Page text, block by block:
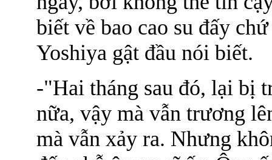
biết về bao cao su đấy
Yoshiya gật đầu nói biết.
-"Hai tháng sau đó, lại bị
nữa, vậy mà vẫn trương
mà vẫn xảy ra. Nhưng